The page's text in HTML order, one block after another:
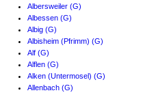
Albersweiler (G)
Albessen (G)
Albig (G)
Albisheim (Pfrimm) (G)
Alf (G)
Alflen (G)
Alken (Untermosel) (G)
Allenbach (G)